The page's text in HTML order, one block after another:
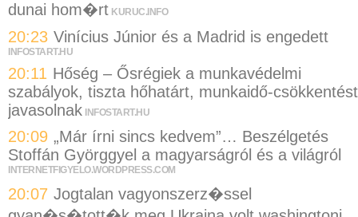
dunai hom�rt KURUC.INFO
20:23 Vinícius Júnior és a Madrid is engedett
INFOSTART.HU
20:11 Hőség – Ősrégiek a munkavédelmi
szabályok, tiszta hőhatárt, munkaidő-csökkentést
javasolnak INFOSTART.HU
20:09 „Már írni sincs kedvem”… Beszélgetés
Stoffán Györggyel a magyarságról és a világról
INTERNETFIGYELO.WORDPRESS.COM
20:07 Jogtalan vagyonszerz�ssel